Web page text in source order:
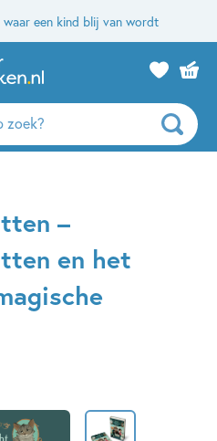
een kind blij van wordt
–
en het